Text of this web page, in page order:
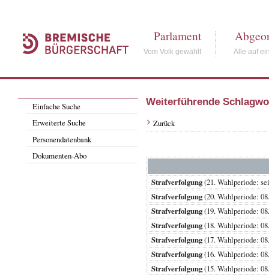
Parlament
Vom Volk gewählt Alle auf
Einfache Suche
Erweiterte Suche
Personendatenbank
Dokumenten-Abo
Weiterführende
Zurück
Strafverfolgung(21.
Strafverfolgung(20. Wahlperiode:
Strafverfolgung(19. Wahlperiode:
Strafverfolgung(18. Wahlperiode:
Strafverfolgung(17. Wahlperiode:
Strafverfolgung(16. Wahlperiode:
Strafverfolgung(15. Wahlperiode: